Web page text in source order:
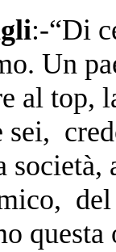
:-“Di
Un
al